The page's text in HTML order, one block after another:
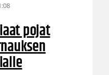
pojat